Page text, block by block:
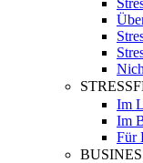
Im
Im
Für